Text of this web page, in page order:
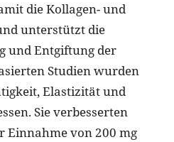
die Kollagen- und
unterstützt die
und Entgiftung der
Studien wurden
Elastizität und
Sie verbesserten
Einnahme von 200 mg